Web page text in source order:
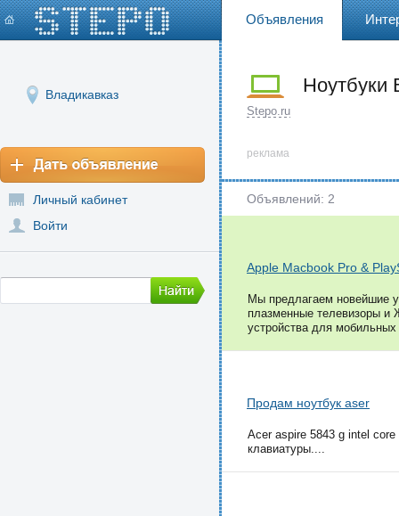
Объявления
Владикавказ
Личный кабинет
Войти
Ноутбуки
Stepo.ru
реклама
Объявлений: 2
Apple Macbook Pro &
Мы предлагаем новейшие
плазменные телевизоры и
устройства для мобильных
Продам ноутбук aser
Acer aspire 5843 g intel core
клавиатуры....